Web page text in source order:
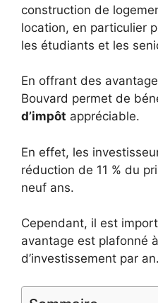
construction de
location, en particulier
les étudiants et les
En offrant des
Bouvard permet de
d’impôt appréciable.
En effet, les
réduction de 11 % du
neuf ans.
Cependant, il est
avantage est plafonné
d’investissement par an.